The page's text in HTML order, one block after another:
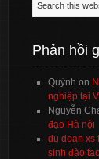
Phản hồi
Quỳnh on
nghiệp tại
Nguyễn
đạo Hà nội
du doan xs
sinh đào